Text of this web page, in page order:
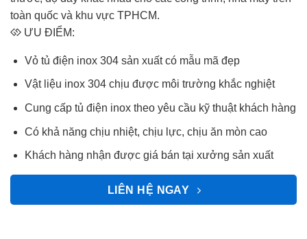
toàn quốc và khu vực TPHCM.
ƯU ĐIỂM:
Vỏ tủ điện inox 304 sản xuất có mẫu mã đẹp
Vật liệu inox 304 chịu được môi trường khắc nghiệt
Cung cấp tủ điện inox theo yêu cầu kỹ thuật khách hàng
Có khả năng chịu nhiệt, chịu lực, chịu ăn mòn cao
Khách hàng nhận được giá bán tại xưởng sản xuất
LIÊN HỆ NGAY